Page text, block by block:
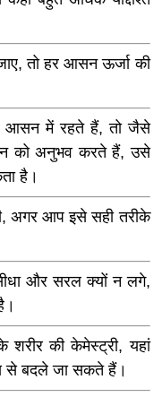
तो हर आसन ऊर्जा की
आसन में रहते हैं, तो जैसे
को अनुभव करते हैं, उसे
है।
अगर आप इसे सही तरीके
और सरल क्यों न लगे,
शरीर की केमेस्ट्री, यहां
से बदले जा सकते हैं।